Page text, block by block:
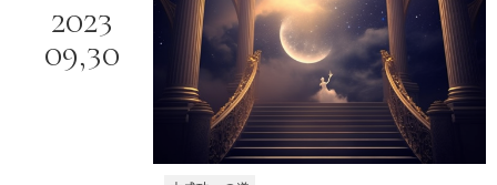
2023
09,30